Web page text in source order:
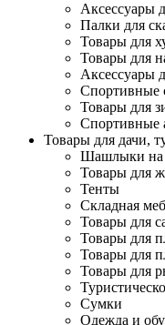
Аксессуары
Палки для
Товары для
Товары для
Аксессуары
Спортивные
Товары для
Спортивные
Товары для дачи,
Шашлыки на
Товары для
Тенты
Складная
Товары для
Товары для
Товары для
Товары для
Сумки
Одежда и